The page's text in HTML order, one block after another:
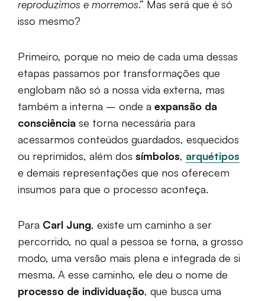
reproduzimos e morremos.” Mas será que é só
isso mesmo?
Primeiro, porque no meio de cada uma dessas
etapas passamos por transformações que
englobam não só a nossa vida externa, mas
também a interna – onde a expansão da
consciência se torna necessária para
acessarmos conteúdos guardados, esquecidos
ou reprimidos, além dos símbolos, arquétipos
e demais representações que nos oferecem
insumos para que o processo aconteça.
Para Carl Jung, existe um caminho a ser
percorrido, no qual a pessoa se torna, a grosso
modo, uma versão mais plena e integrada de si
mesma. A esse caminho, ele deu o nome de
processo de individuação, que busca uma